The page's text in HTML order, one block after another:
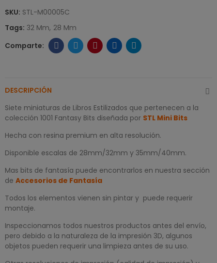
SKU: STL-M00005C
Tags: 32 Mm 28 Mm
DESCRIPCIÓN
Siete miniaturas de Libros Estilizados que pertenecen a la
colección 1001 Fantasy Bits diseñada por STL Mini Bits
Hecha con resina premium en alta resolución.
Disponible escalas de 28mm/32mm y 35mm/40mm.
Mas bits de fantasía puede encontrarlos en nuestra sección
de Accesorios de Fantasía
Todos los elementos vienen sin pintar y puede requerir
montaje.
Inspeccionamos todos nuestros productos antes del envío,
pero debido a la naturaleza de la impresión 3D, algunos
objetos pueden requerir una limpieza antes de su uso.